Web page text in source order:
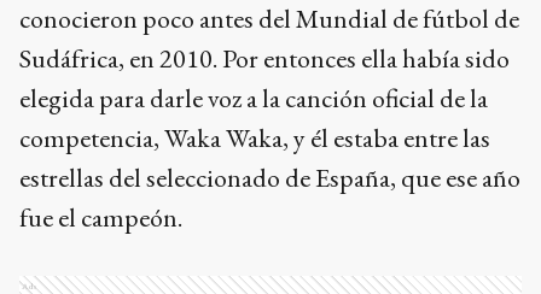
conocieron poco antes del Mundial de fútbol de
Sudáfrica, en 2010. Por entonces ella había sido
elegida para darle voz a la canción oficial de la
competencia, Waka Waka, y él estaba entre las
estrellas del seleccionado de España, que ese año
fue el campeón.
Ads